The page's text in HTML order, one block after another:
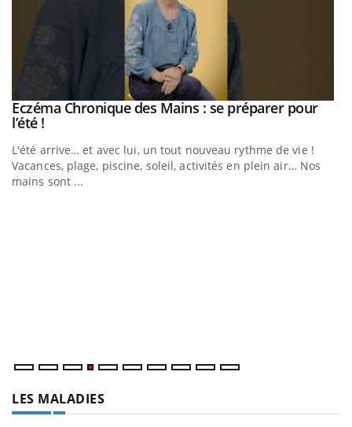
Youtube
Eczéma Chronique des Mains : se préparer pour
l’été !Youtube
L'été arrive… et avec lui, un tout nouveau rythme de vie !
Vacances, plage, piscine, soleil, activités en plein air… Nos
mains sont ...
Youtube
Diabète & Ramadan 2026Youtube
atteintes de diabète, c'est une période de questions, de
défis, mais ...
LES MALADIES